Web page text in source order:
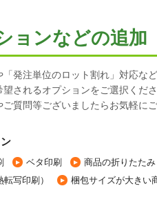
ョンなどの追加
「発注単位のロット割れ」対応な
されるオプションをご選択くださ
ご質問等ございましたらお気軽に
ベタ印刷 商品の折りたたみ
写印刷）
梱包サイズが大きい